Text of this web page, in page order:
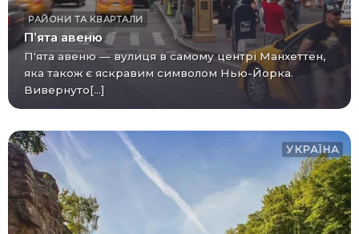
РАЙОНИ ТА КВАРТАЛИ
П’ята авеню
П'ята авеню — вулиця в самому центрі Манхеттен,
яка також є яскравим символом Нью-Йорка.
Вивернуто[...]
УКРАЇНА